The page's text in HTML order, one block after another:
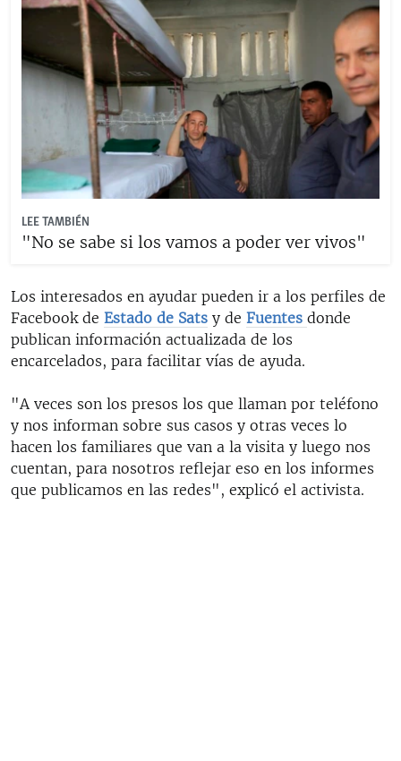
LEE TAMBIÉN
"No se sabe si los vamos a poder ver vivos"
Los interesados en ayudar pueden ir a los perfiles de
Facebook de Estado de Sats y de Fuentes donde
publican información actualizada de los
encarcelados, para facilitar vías de ayuda.
"A veces son los presos los que llaman por teléfono
y nos informan sobre sus casos y otras veces lo
hacen los familiares que van a la visita y luego nos
cuentan, para nosotros reflejar eso en los informes
que publicamos en las redes", explicó el activista.